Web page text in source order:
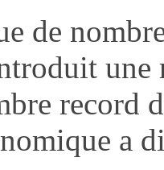
de
une
record
a